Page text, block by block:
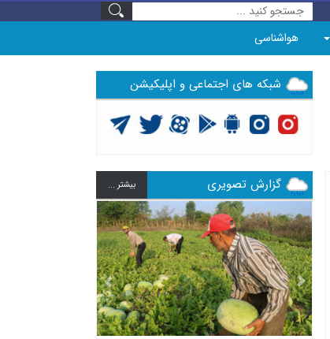
هواشناسی
شبکه های اجتماعی و اپلیکیشن
گزارش تصویری بيشتر ...
Previous Next